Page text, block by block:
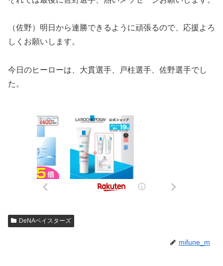
（佐野）明日から連勝できるように頑張るので、応援よろ
しくお願いします。
今日のヒーローは、大貫選手、戸柱選手、佐野選手でし
た。
DeNAベイスターズ
mifune_m